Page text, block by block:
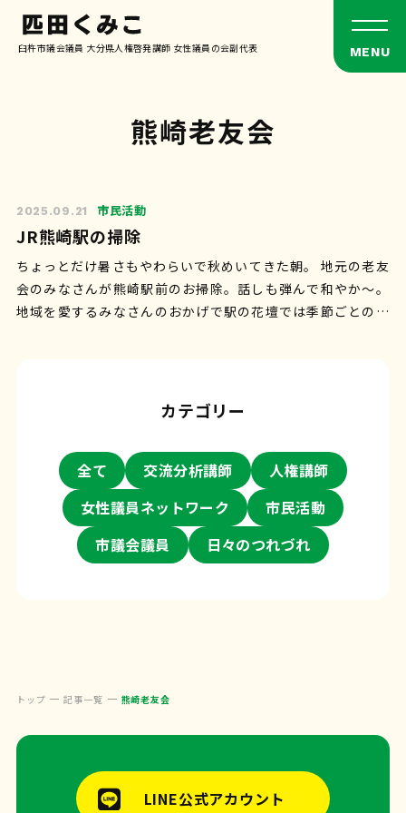
臼杵市議会議員 大分県人権啓発講師 女性議員の会副代表
熊崎老友会
2025.09.21 市民活動
JR熊崎駅の掃除
ちょっとだけ暑さもやわらいで秋めいてきた朝。 地元の老友
会のみなさんが熊崎駅前のお掃除。話しも弾んで和やか〜。
地域を愛するみなさんのおかげで駅の花壇では季節ごとの花
カテゴリー
全て 交流分析講師
人権講師
女性議員ネットワーク
市民活動
市議会議員
日々のつれづれ
トップ 記事一覧 熊崎老友会
LINE公式アカウント